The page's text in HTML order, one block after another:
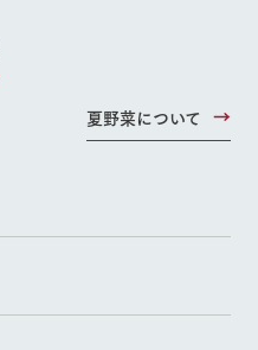
夏野菜について